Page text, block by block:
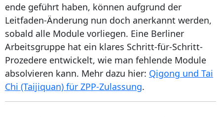
ende geführt haben, können aufgrund der
Leitfaden-Änderung nun doch anerkannt werden,
sobald alle Module vorliegen. Eine Berliner
Arbeitsgruppe hat ein klares Schritt-für-Schritt-
Prozedere entwickelt, wie man fehlende Module
absolvieren kann. Mehr dazu hier: Qigong und Tai
Chi (Taijiquan) für ZPP-Zulassung.